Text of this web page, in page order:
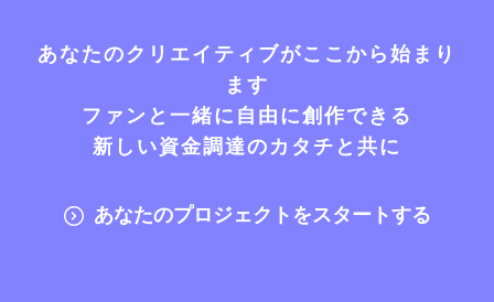
あなたのクリエイティブがここから始まり
ます
ファンと一緒に自由に創作できる
新しい資金調達のカタチと共に
あなたのプロジェクトをスタートする